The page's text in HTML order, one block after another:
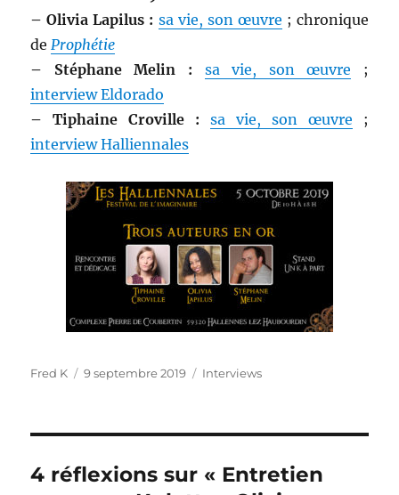
– Olivia Lapilus : sa vie, son œuvre ; chronique
de Prophétie
– Stéphane Melin :
sa vie, son œuvre ;
interview Eldorado
– Tiphaine Croville :
sa vie, son œuvre ;
interview Halliennales
Auteur
Fred K
Publié
9 septembre 2019 Catégories
Interviews
4 réflexions sur « Entretien